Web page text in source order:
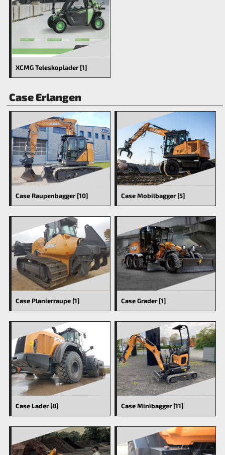
XCMG Teleskoplader [1]
Case Erlangen
Case Raupenbagger [10] Case Mobilbagger [5]
Case Planierraupe [1] Case Grader [1]
Case Lader [8] Case Minibagger [11]